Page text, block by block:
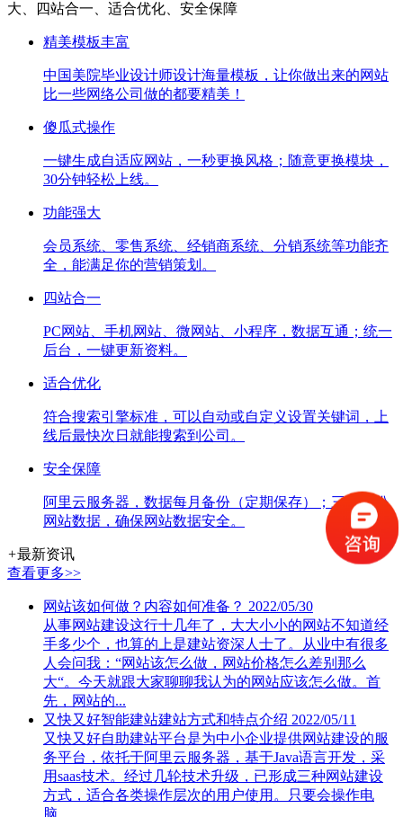
大、四站合一、适合优化、安全保障
精美模板丰富
中国美院毕业设计师设计海量模板，让你做出来的网站
比一些网络公司做的都要精美！
傻瓜式操作
一键生成自适应网站，一秒更换风格；随意更换模块，
30分钟轻松上线。
功能强大
会员系统、零售系统、经销商系统、分销系统等功能齐
全，能满足你的营销策划。
四站合一
PC网站、手机网站、微网站、小程序，数据互通；统一
后台，一键更新资料。
适合优化
符合搜索引擎标准，可以自动或自定义设置关键词，上
线后最快次日就能搜索到公司。
安全保障
阿里云服务器，数据每月备份（定期保存）；三处备份
网站数据，确保网站数据安全。
+最新资讯
查看更多>>
网站该如何做？内容如何准备？ 2022/05/30
从事网站建设这行十几年了，大大小小的网站不知道经
手多少个，也算的上是建站资深人士了。从业中有很多
人会问我：“网站该怎么做，网站价格怎么差别那么
大“。今天就跟大家聊聊我认为的网站应该怎么做。首
先，网站的...
又快又好智能建站建站方式和特点介绍 2022/05/11
又快又好自助建站平台是为中小企业提供网站建设的服
务平台，依托于阿里云服务器，基于Java语言开发，采
用saas技术。经过几轮技术升级，已形成三种网站建设
方式，适合各类操作层次的用户使用。只要会操作电